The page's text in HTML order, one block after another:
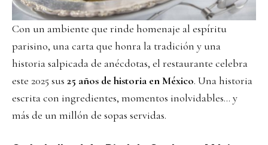
Con un ambiente que rinde homenaje al espíritu
parisino, una carta que honra la tradición y una
historia salpicada de anécdotas, el restaurante celebra
este 2025 sus 25 años de historia en México. Una historia
escrita con ingredientes, momentos inolvidables… y
más de un millón de sopas servidas.